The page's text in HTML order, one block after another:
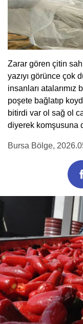
Zarar gören çitin
yazıyı görünce çok
insanları
poşete bağlatıp
bitirdi var ol sağ ol
diyerek komşusuna
Bursa Bölge,